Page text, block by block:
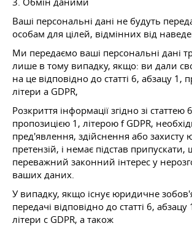
Ваші персональні дані не будуть
особам для цілей, відмінних від
Ми передаємо ваші персональні дані
лише в тому випадку, якщо: ви дали
на це відповідно до статті 6, абзацу 1,
літери a GDPR,
Розкриття інформації згідно зі статтею
пропозицією 1, літерою f GDPR,
пред'явлення, здійснення або
претензій, і немає підстав припускати,
переважний законний інтерес у
ваших даних.
У випадку, якщо існує юридичне
передачі відповідно до статті 6, абзацу
літери c GDPR, а також